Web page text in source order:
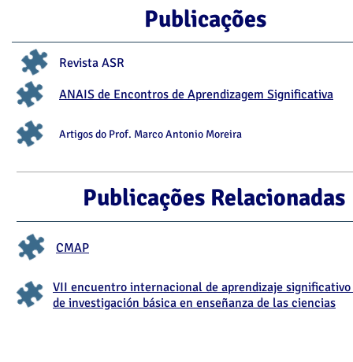
Publicações
Revista ASR
ANAIS de Encontros de Aprendizagem Significativa
Artigos do Prof. Marco Antonio Moreira
Publicações Relacionadas
CMAP
VII encuentro internacional de aprendizaje
de investigación básica en enseñanza de las ciencias